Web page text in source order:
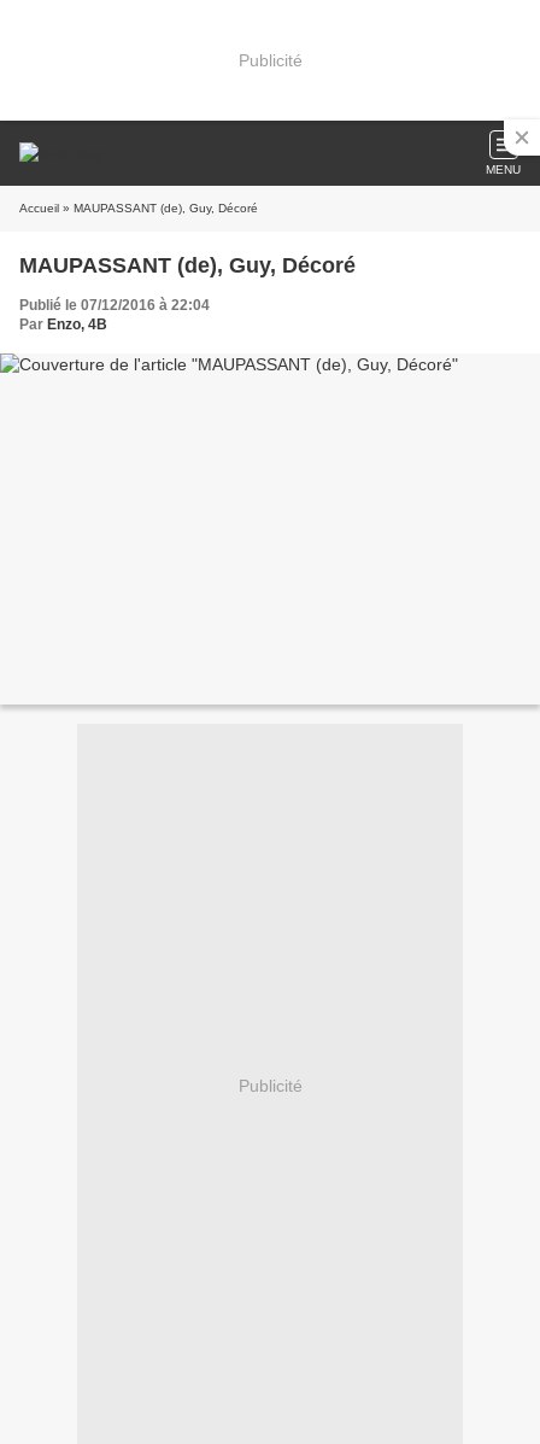
Publicité
MENU
Accueil » MAUPASSANT (de), Guy, Décoré
MAUPASSANT (de), Guy, Décoré
Publié le 07/12/2016 à 22:04
Par Enzo, 4B
Publicité